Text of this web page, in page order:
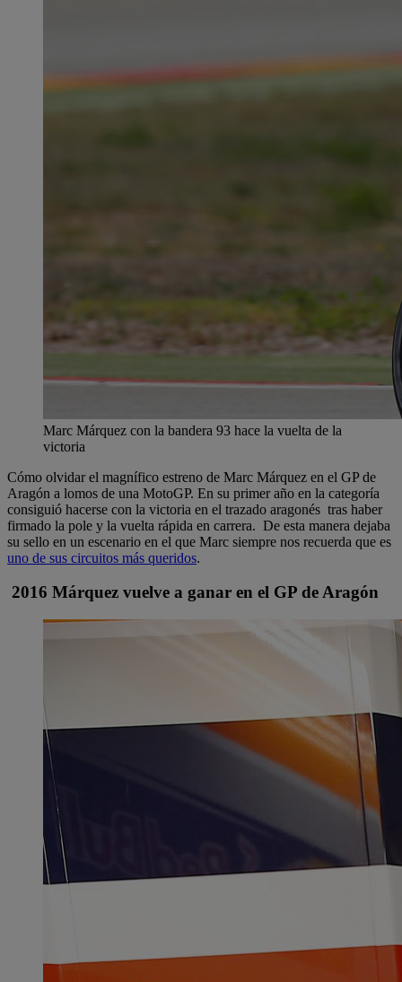
Marc Márquez con la bandera 93 hace la vuelta de la
victoria
Cómo olvidar el magnífico estreno de Marc Márquez en el GP de
Aragón a lomos de una MotoGP. En su primer año en la categoría
consiguió hacerse con la victoria en el trazado aragonés tras haber
firmado la pole y la vuelta rápida en carrera. De esta manera dejaba
su sello en un escenario en el que Marc siempre nos recuerda que es
uno de sus circuitos más queridos.
2016 Márquez vuelve a ganar en el GP de Aragón